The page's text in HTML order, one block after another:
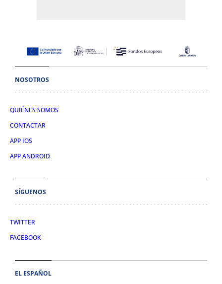
NOSOTROS
QUIÉNES SOMOS
CONTACTAR
APP IOS
APP ANDROID
SÍGUENOS
TWITTER
FACEBOOK
EL ESPAÑOL